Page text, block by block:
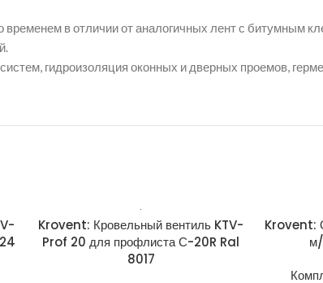
в отличии от аналогичных лент с битумным
гидроизоляция оконных и дверных проемов,
Krovent: Кровельный вентиль KTV-
Prof 20 для профлиста С-20R Ral
8017
Krovent: